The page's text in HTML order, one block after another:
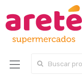
Search for: